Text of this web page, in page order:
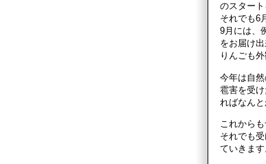
のスタート
それでも6
9月には、
をお届け出
りんごも
今年は自然
雹害を受
ればなんと
これから
それでも
ていきます